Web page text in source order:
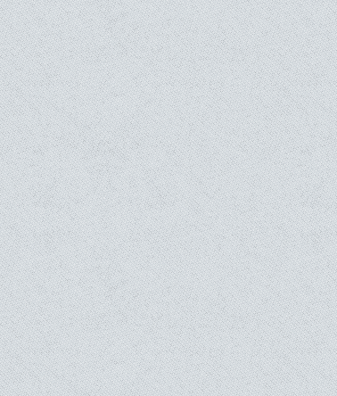
La marche des gueux